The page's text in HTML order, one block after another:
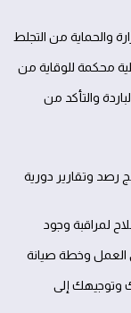
والحماية من التجلط
محكمة للوقاية من
والتأكد من
رصد وتقارير دورية
لمراقبة وجود
العمل وخطة صيانة
وتوجيهك إلى